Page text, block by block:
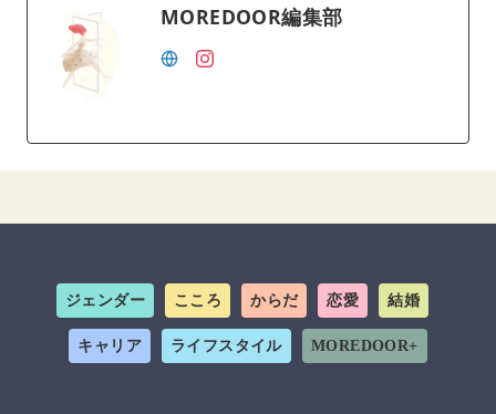
MOREDOOR編集部
ジェンダー こころ からだ 恋愛 結婚
キャリア ライフスタイル MOREDOOR+